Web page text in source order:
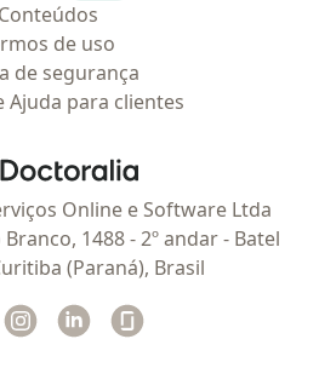
Conteúdos
de uso
de segurança
Ajuda para clientes
Doctoralia - Homepage
Online e Software Ltda
1488 - 2º andar - Batel
(Paraná), Brasil
Facebook
abre num novo separador
Instagram
abre num novo separador
Linkedin
abre num novo